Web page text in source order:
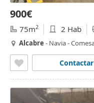
900€
75m2 2 Hab
Alcabre - Navia -
Contactar